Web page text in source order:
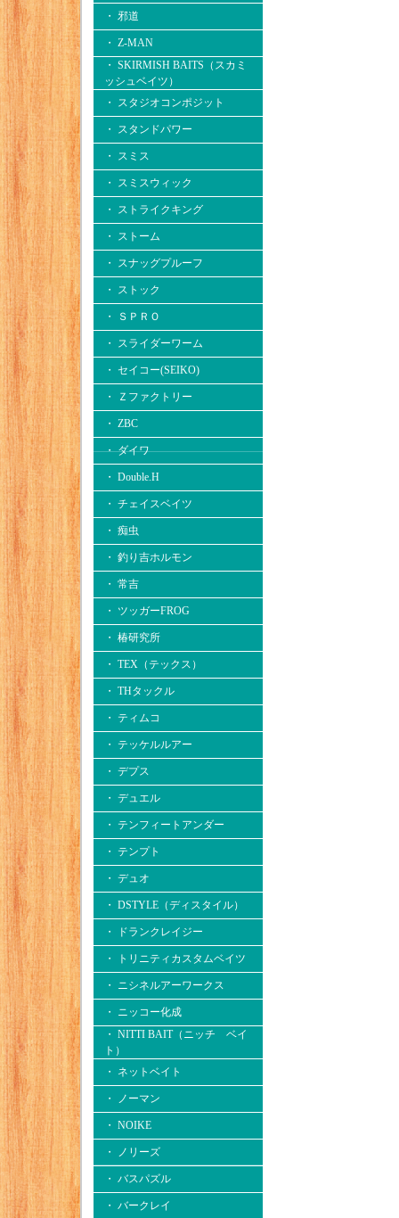
・ 邪道
・ Z-MAN
・ SKIRMISH BAITS（スカミ
ッシュベイツ）
・ スタジオコンポジット
・ スタンドパワー
・ スミス
・ スミスウィック
・ ストライクキング
・ ストーム
・ スナッグプルーフ
・ ストック
・ ＳＰＲＯ
・ スライダーワーム
・ セイコー(SEIKO)
・ Ｚファクトリー
・ ZBC
・ ダイワ
・ Double.H
・ チェイスベイツ
・ 痴虫
・ 釣り吉ホルモン
・ 常吉
・ ツッガーFROG
・ 椿研究所
・ TEX（テックス）
・ THタックル
・ ティムコ
・ テッケルルアー
・ デプス
・ デュエル
・ テンフィートアンダー
・ テンプト
・ デュオ
・ DSTYLE（ディスタイル）
・ ドランクレイジー
・ トリニティカスタムベイツ
・ ニシネルアーワークス
・ ニッコー化成
・ NITTI BAIT（ニッチ ベイ
ト）
・ ネットベイト
・ ノーマン
・ NOIKE
・ ノリーズ
・ バスパズル
・ バークレイ